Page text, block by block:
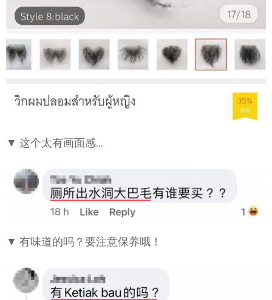
▼ 这个太有画面感…
▼ 有味道的吗？要注意保养哦！